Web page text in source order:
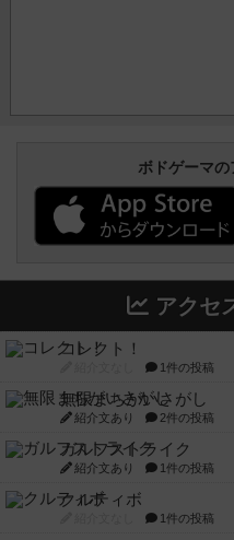
ボドゲーマの
アクセ
コレクト！
1件の投稿
無限まちがいさがし
紹介文あり 2件の投稿
ガルフストライク
紹介文あり 1件の投稿
クルティボ
1件の投稿